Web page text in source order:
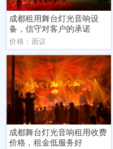
成都租用舞台灯光音响设
备，信守对客户的承诺
价格：面议
成都舞台灯光音响租用收费
价格，租金低服务好